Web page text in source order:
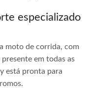
especializado
moto de corrida, com
em todas as
está pronta para